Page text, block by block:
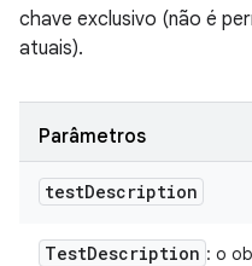
chave exclusivo (não é
atuais).
Parâmetros
testDescription
TestDescription : o